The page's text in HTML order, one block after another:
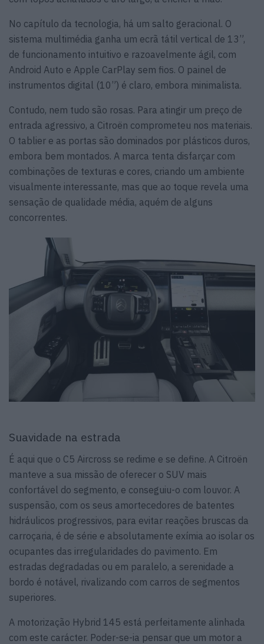
No capítulo da tecnologia, há um salto geracional. O
sistema multimédia ganha um ecrã tátil vertical de 13”,
de funcionamento intuitivo e razoavelmente ágil, com
Android Auto e Apple CarPlay sem fios. O painel de
instrumentos digital (10”) é claro, embora minimalista.
Contudo, nem tudo são rosas. Para atingir um preço de
entrada agressivo, a Citroën comprometeu nos materiais.
O tablier e as portas são dominados por plásticos duros,
embora bem montados. A marca tenta disfarçar com
combinações de texturas e cores, criando um ambiente
visualmente interessante, mas que ao toque revela uma
sensação de qualidade média, aquém de alguns
concorrentes.
Suavidade na estrada
É aqui que o C5 Aircross se redime e se define. A Citroën
manteve a sua missão de oferecer o SUV mais
confortável do segmento, e conseguiu-o com louvor. A
suspensão, com os seus amortecedores de batentes
hidráulicos progressivos, para evitar reações bruscas da
carroçaria, é de série e absolutamente exímia ao isolar os
ocupantes das irregularidades do pavimento. Em
estradas degradadas ou em paralelo, a serenidade a
bordo é notável, rivalizando com carros de segmentos
superiores.
A motorização Hybrid 145 está perfeitamente alinhada
com este carácter. Poder-se-ia pensar que um motor a